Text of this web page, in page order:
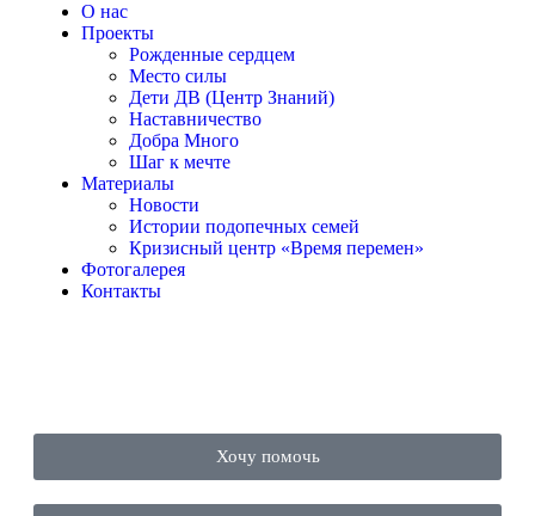
О нас
Проекты
Рожденные сердцем
Место силы
Дети ДВ (Центр Знаний)
Наставничество
Добра Много
Шаг к мечте
Материалы
Новости
Истории подопечных семей
Кризисный центр «Время перемен»
Фотогалерея
Контакты
Хочу помочь